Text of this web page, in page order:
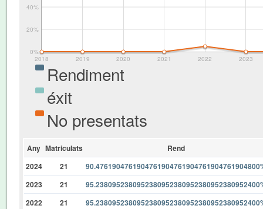
2018 2019 2020 2021 2022 2023
0%
20%
40%
Rendiment
éxit
No presentats
Any Matriculats
Rend
2024
21
2023
21
2022
21